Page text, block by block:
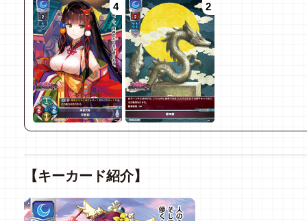
4 2
【キーカード紹介】